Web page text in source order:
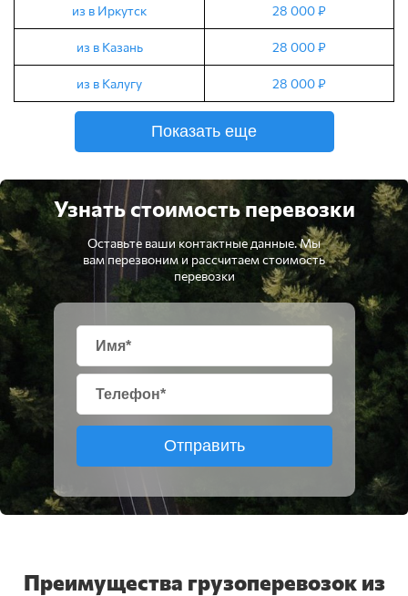
из в Иркутск 28 000 ₽
из в Казань 28 000 ₽
из в Калугу 28 000 ₽
Показать еще
Узнать стоимость перевозки
Оставьте ваши контактные данные. Мы
вам перезвоним и рассчитаем стоимость
перевозки
Отправить
Преимущества грузоперевозок из